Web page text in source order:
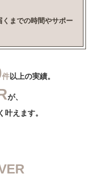
くまでの時間やサポー
件以上の実績。
が、
えます。